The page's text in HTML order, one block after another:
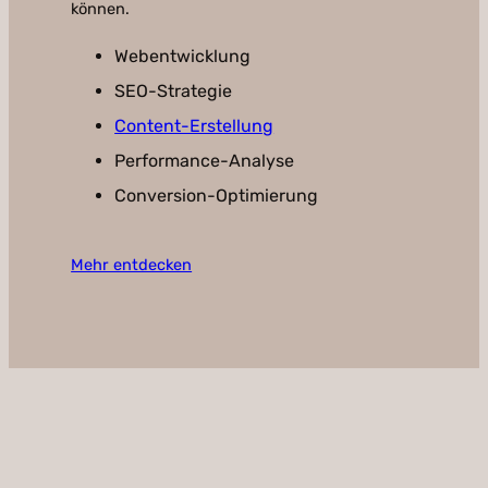
können.
Webentwicklung
SEO-Strategie
Content-Erstellung
Performance-Analyse
Conversion-Optimierung
Mehr entdecken